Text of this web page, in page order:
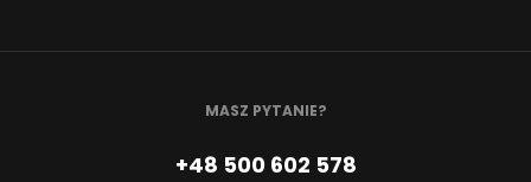
MASZ PYTANIE?
+48 500 602 578